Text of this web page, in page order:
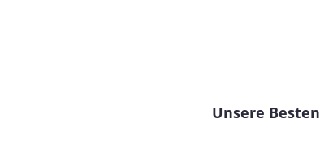
Unsere Besten